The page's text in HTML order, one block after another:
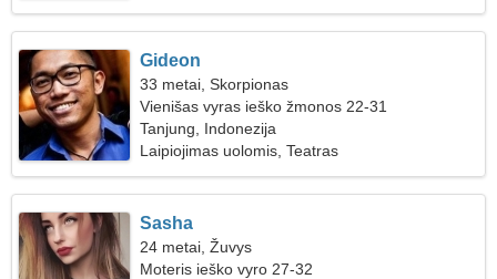
Gideon
33 metai, Skorpionas
Vienišas vyras ieško žmonos 22-31
Tanjung, Indonezija
Laipiojimas uolomis, Teatras
Sasha
24 metai, Žuvys
Moteris ieško vyro 27-32